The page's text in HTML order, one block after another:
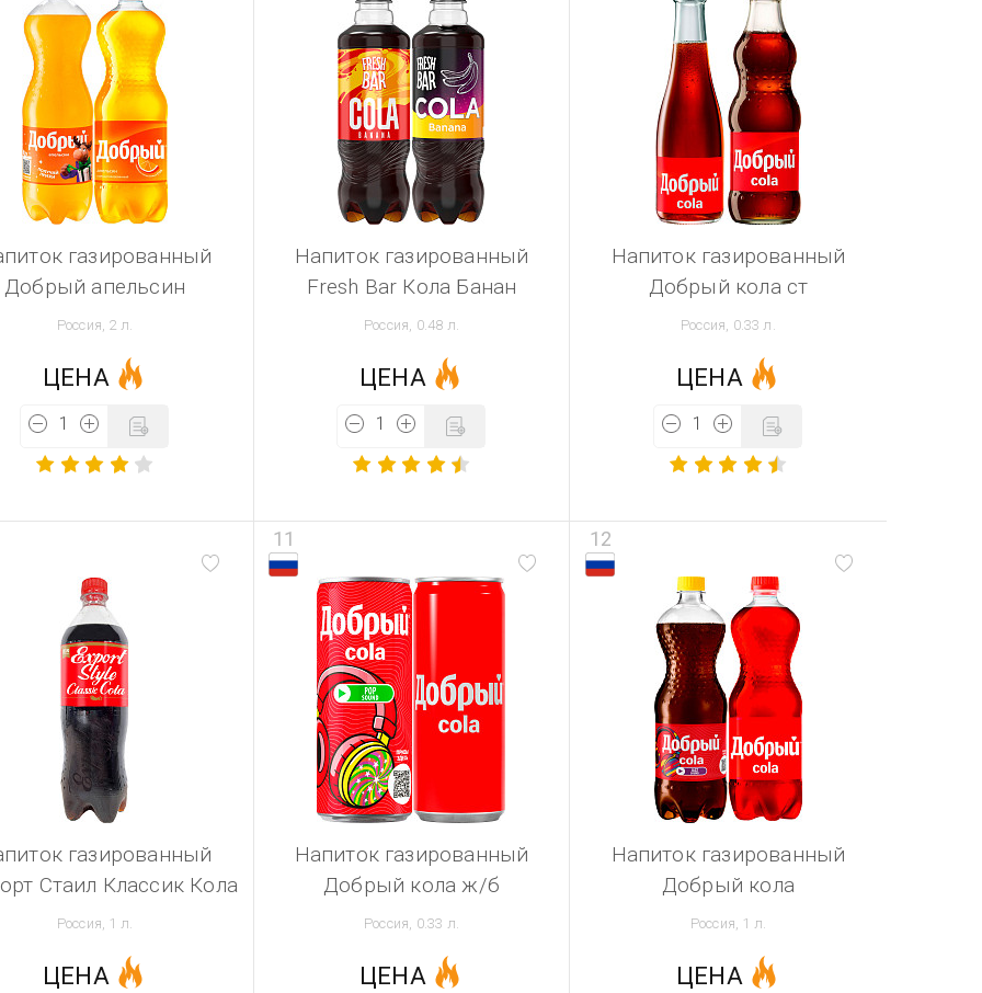
газированный
Добрый апельсин
Россия, 2 л.
ЦЕНА
Напиток газированный
Fresh Bar Кола Банан
Россия, 0.48 л.
ЦЕНА
Напиток газированный
Добрый кола ст
Россия, 0.33 л.
ЦЕНА
газированный
Стаил Классик Кола
Россия, 1 л.
ЦЕНА
11
Напиток газированный
Добрый кола ж/б
Россия, 0.33 л.
ЦЕНА
12
Напиток газированный
Добрый кола
Россия, 1 л.
ЦЕНА